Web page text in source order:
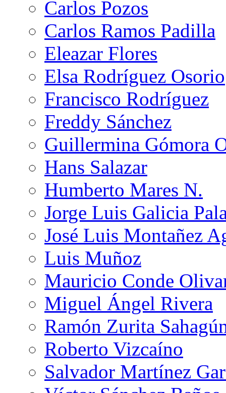
Carlos Pozos
Carlos Ramos Padilla
Eleazar Flores
Elsa Rodríguez Osorio
Francisco Rodríguez
Freddy Sánchez
Guillermina Gómora
Hans Salazar
Humberto Mares N.
Jorge Luis Galicia
José Luis Montañez
Luis Muñoz
Mauricio Conde
Miguel Ángel Rivera
Ramón Zurita
Roberto Vizcaíno
Salvador Martínez